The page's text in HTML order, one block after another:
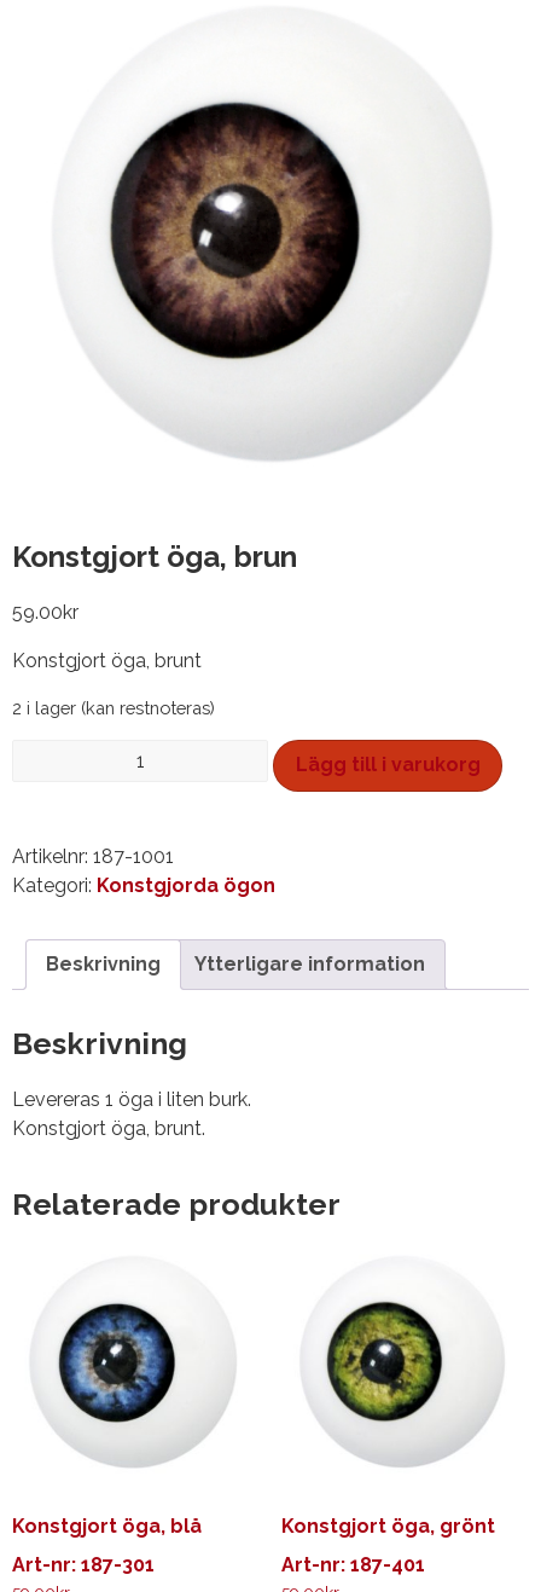
Konstgjort öga, brun
59.00kr
Konstgjort öga, brunt
2 i lager (kan restnoteras)
Lägg till i varukorg
Artikelnr: 187-1001
Kategori: Konstgjorda ögon
Beskrivning Ytterligare information
Beskrivning
Levereras 1 öga i liten burk.
Konstgjort öga, brunt.
Relaterade produkter
Konstgjort öga, blå
Art-nr: 187-301
Konstgjort öga, grönt
Art-nr: 187-401